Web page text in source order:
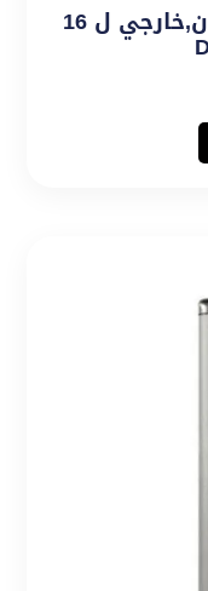
وحدة تليفون بوابة,دور فون,خارجي ل 16